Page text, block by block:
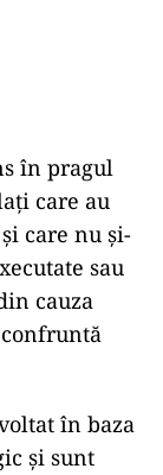
în pragul
care au
care nu și-
sau
cauza
în baza
și sunt